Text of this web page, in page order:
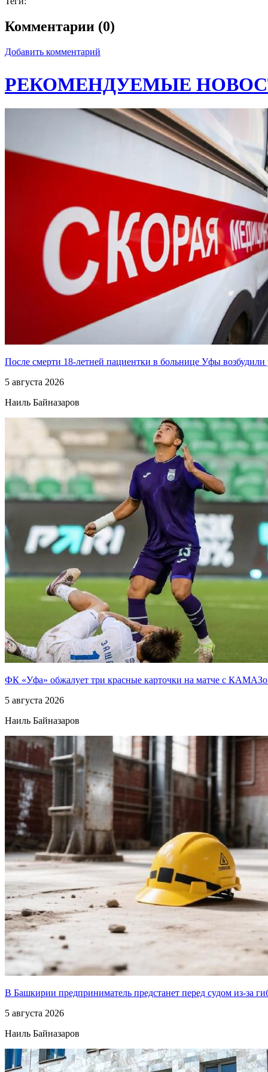
Комментарии (0)
Добавить комментарий
РЕКОМЕНДУЕМЫЕ
После смерти 18-летней пациентки в больнице Уфы возбудили
5 августа 2026
Наиль Байназаров
ФК «Уфа» обжалует три красные карточки на матче с
5 августа 2026
Наиль Байназаров
В Башкирии предприниматель предстанет перед судом из-за
5 августа 2026
Наиль Байназаров